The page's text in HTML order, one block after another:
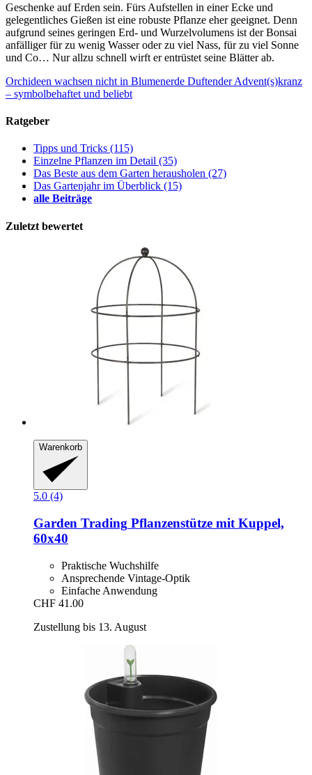
Geschenke auf Erden sein. Fürs Aufstellen in einer Ecke und
gelegentliches Gießen ist eine robuste Pflanze eher geeignet. Denn
aufgrund seines geringen Erd- und Wurzelvolumens ist der Bonsai
anfälliger für zu wenig Wasser oder zu viel Nass, für zu viel Sonne
und Co… Nur allzu schnell wirft er entrüstet seine Blätter ab.
Orchideen wachsen nicht in Blumenerde Duftender Advent(s)kranz
– symbolbehaftet und beliebt
Ratgeber
Tipps und Tricks (115)
Einzelne Pflanzen im Detail (35)
Das Beste aus dem Garten herausholen (27)
Das Gartenjahr im Überblick (15)
alle Beiträge
Zuletzt bewertet
Warenkorb
5.0 (4)
Garden Trading Pflanzenstütze mit Kuppel,
60x40
Praktische Wuchshilfe
Ansprechende Vintage-Optik
Einfache Anwendung
CHF 41.00
Zustellung bis 13. August